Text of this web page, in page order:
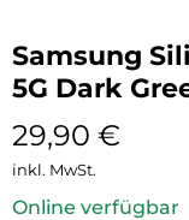
Samsung
5G Dark
29,90 €
inkl. MwSt.
Online verfügbar